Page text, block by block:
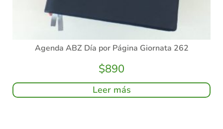
Agenda ABZ Día por Página Giornata 262
$890
Leer más